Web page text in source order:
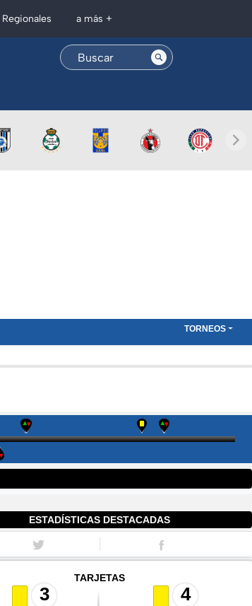
Regionales a más +
TORNEOS
ESTADÍSTICAS DESTACADAS
TARJETAS
3
4